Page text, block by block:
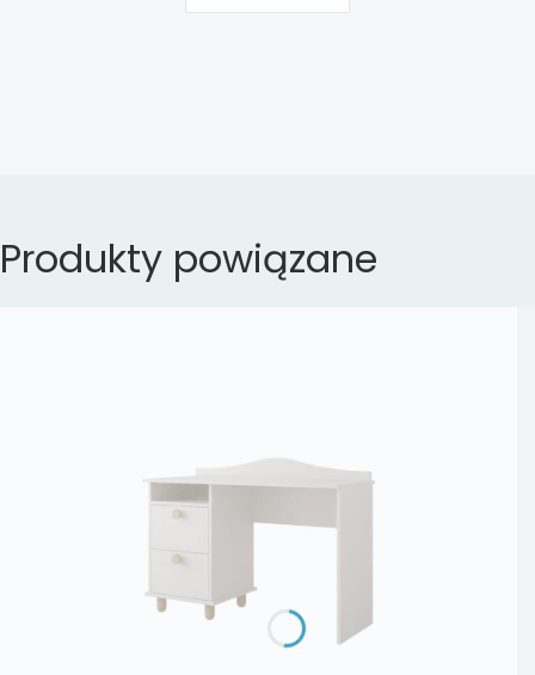
Produkty powiązane